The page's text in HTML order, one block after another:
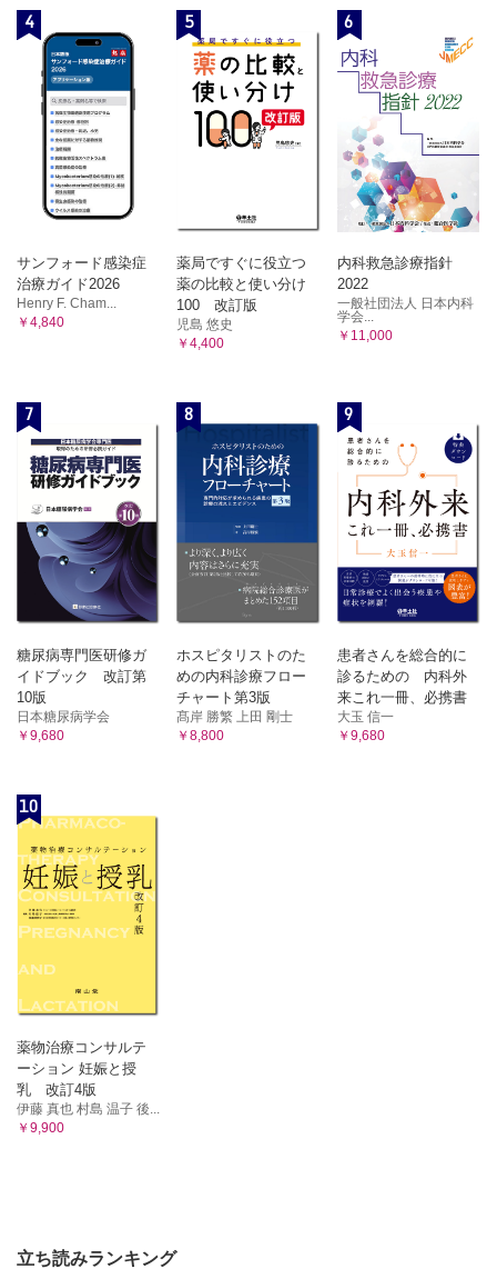
伝達麻酔による偶発症
両方の麻酔時に起きる偶発症
2 章 局所麻酔時の全身的偶発症
全身的偶発症とその原因
全身的偶発症への対応法
全身的偶発症の発生頻度
3 章 緊急時の対応／心肺蘇生法
バイタルサインとは
心肺蘇生法
歯科医院における一次救命処置の手順
どのように偶発症を予防するか？
自分にふりかかる偶発症を未然に防ごう！
注射器の管理
薬液の管理
注射針の管理と取り扱い方
針刺し事故への対応法
使用ずみ器具の廃棄について
参考文献
4
サンフォード感染症
治療ガイド2026
Henry F. Cham...
￥4,840
5
薬局ですぐに役立つ
薬の比較と使い分け
100 改訂版
児島 悠史
￥4,400
6
内科救急診療指針
2022
一般社団法人 日本内科
学会...
￥11,000
7
糖尿病専門医研修ガ
イドブック 改訂第
10版
日本糖尿病学会
￥9,680
8
ホスピタリストのた
めの内科診療フロー
チャート第3版
髙岸 勝繁 上田 剛士
￥8,800
9
患者さんを総合的に
診るための 内科外
来これ一冊、必携書
大玉 信一
￥9,680
10
薬物治療コンサルテ
ーション 妊娠と授
乳 改訂4版
伊藤 真也 村島 温子 後...
￥9,900
立ち読みランキング